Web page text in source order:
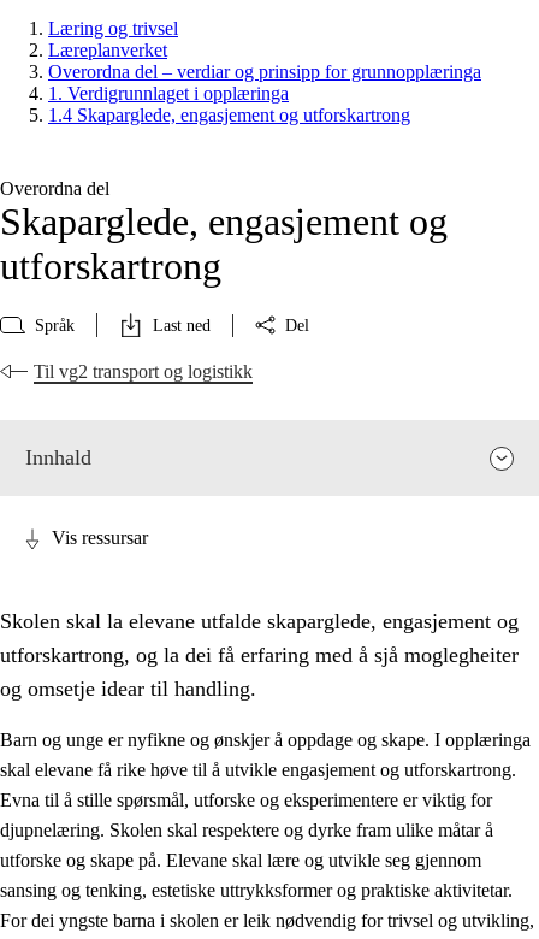
Læring og trivsel
Læreplanverket
Overordna del – verdiar og prinsipp for grunnopplæringa
1. Verdigrunnlaget i opplæringa
1.4 Skaparglede, engasjement og utforskartrong
Overordna del
Skaparglede, engasjement og
utforskartrong
Språk Last ned Del
Til vg2 transport og logistikk
Innhald
1. Verdigrunnlaget i opplæringa
1.1 Menneskeverdet
Identitet og kulturelt mangfald
1.3 Kritisk tenking og etisk bevisstheit
Vis ressursar
Skolen skal la elevane utfalde skaparglede, engasjement og
utforskartrong, og la dei få erfaring med å sjå moglegheiter
og omsetje idear til handling.
Barn og unge er nyfikne og ønskjer å oppdage og skape. I opplæringa
skal elevane få rike høve til å utvikle engasjement og utforskartrong.
Evna til å stille spørsmål, utforske og eksperimentere er viktig for
djupnelæring. Skolen skal respektere og dyrke fram ulike måtar å
utforske og skape på. Elevane skal lære og utvikle seg gjennom
sansing og tenking, estetiske uttrykksformer og praktiske aktivitetar.
For dei yngste barna i skolen er leik nødvendig for trivsel og utvikling,